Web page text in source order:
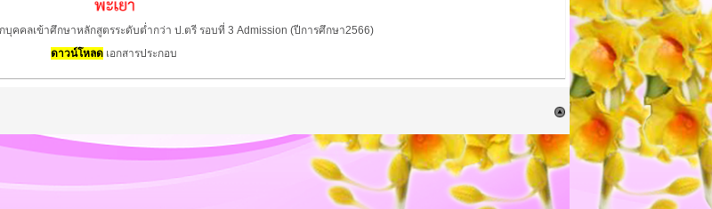
บุคคลเข้าศึกษาหลักสูตรระดับต่ำกว่า ป.ตรี รอบที่ 3 Admission (ปีการศึกษา2566)
ดาวน์โหลด เอกสารประกอบ